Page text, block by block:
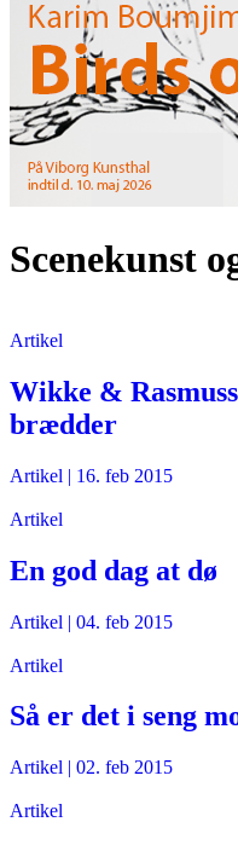
Scenekunst
Artikel
Wikke &
brædder
Artikel | 16. feb 2015
Artikel
En god dag at dø
Artikel | 04. feb 2015
Artikel
Så er det i seng
Artikel | 02. feb 2015
Artikel